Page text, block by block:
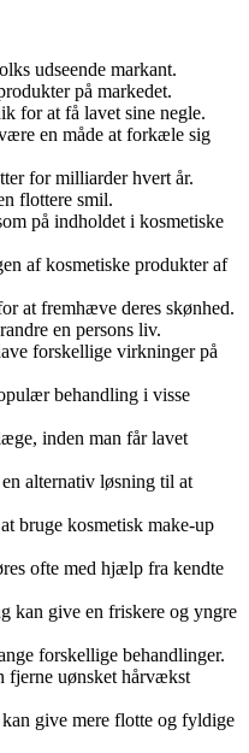
udseende markant.
på markedet.
for at få lavet sine negle.
en måde at forkæle sig
for milliarder hvert år.
flottere smil.
på indholdet i kosmetiske
af kosmetiske produkter af
at fremhæve deres skønhed.
en persons liv.
forskellige virkninger på
behandling i visse
inden man får lavet
alternativ løsning til at
bruge kosmetisk make-up
ofte med hjælp fra kendte
kan give en friskere og yngre
forskellige behandlinger.
fjerne uønsket hårvækst
give mere flotte og fyldige